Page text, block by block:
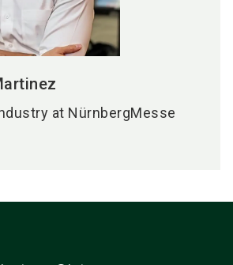
at NürnbergMesse